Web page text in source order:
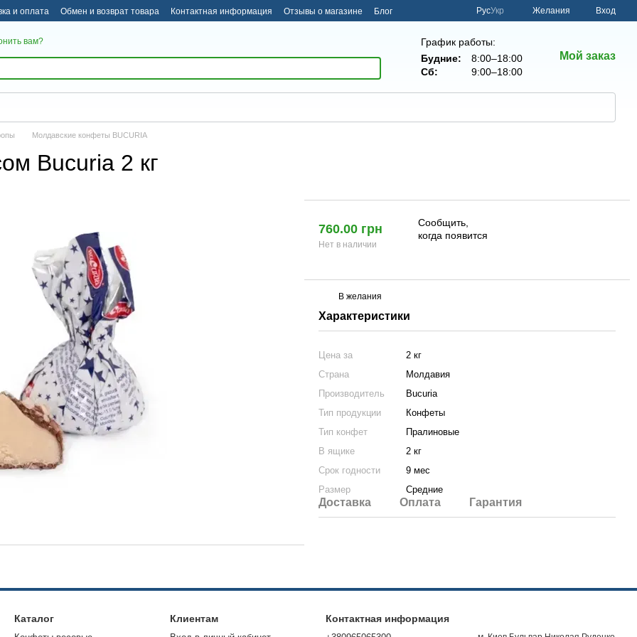
и оплата Обмен и возврат товара Контактная информация Отзывы о магазине
Блог
РусУкр Желания Вход
вам?
График работы:
Будние:
8:00–18:00
Сб:
9:00–18:00
Мой заказ
Молдавские конфеты BUCURIA
Bucuria 2 кг
760.00 грн
Нет в наличии
Сообщить,
когда появится
В желания
Характеристики
Цена за
2 кг
Страна
Молдавия
Производитель
Bucuria
Тип продукции
Конфеты
Тип конфет
Пралиновые
В ящике
2 кг
Срок годности
9 мес
Размер
Средние
Доставка Оплата Гарантия
Каталог Клиентам Контактная информация